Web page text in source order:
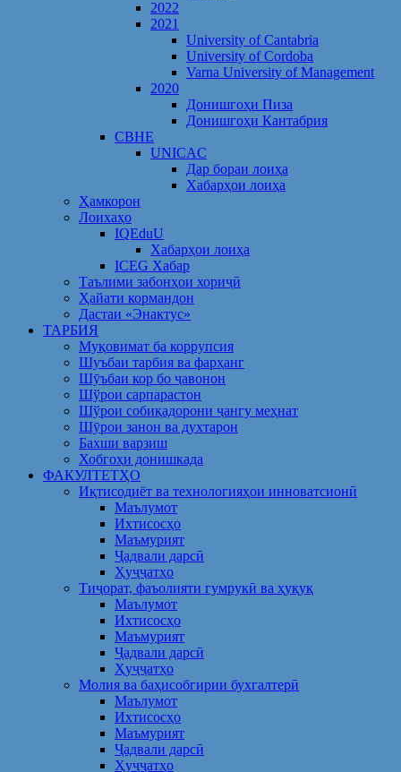
2022
2021
University of Cantabria
University of Cordoba
Varna University of Management
2020
Донишгоҳи Пиза
Донишгоҳи Кантабрия
CBHE
UNICAC
Дар бораи лоиҳа
Хабарҳои лоиҳа
Ҳамкорон
Лоихаҳо
IQEduU
Хабарҳои лоиҳа
ICEG Хабар
Таълими забонҳои хориҷӣ
Ҳайати кормандон
Дастаи «Энактус»
ТАРБИЯ
Муқовимат ба коррупсия
Шуъбаи тарбия ва фарҳанг
Шӯъбаи кор бо ҷавонон
Шўрои сарпарастон
Шўрои собиқадорони ҷангу меҳнат
Шӯрои занон ва духтарон
Бахши варзиш
Хобгоҳи донишкада
ФАКУЛТЕТҲО
Иқтисодиёт ва технологияҳои инноватсионӣ
Маълумот
Ихтисосҳо
Маъмурият
Ҷадвали дарсӣ
Ҳуҷҷатҳо
Тиҷорат, фаъолияти гумрукӣ ва ҳуқуқ
Маълумот
Ихтисосҳо
Маъмурият
Ҷадвали дарсӣ
Ҳуҷҷатҳо
Молия ва баҳисобгирии бухгалтерӣ
Маълумот
Ихтисосҳо
Маъмурият
Ҷадвали дарсӣ
Ҳуҷҷатҳо